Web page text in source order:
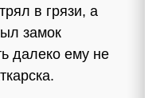
в грязи, а
замок
далеко ему не